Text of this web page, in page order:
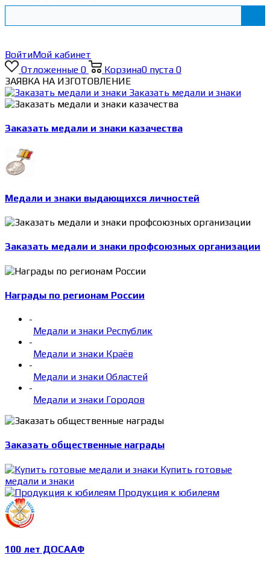
ВойтиМой кабинет
Отложенные 0 Корзина0 пуста 0
ЗАЯВКА НА ИЗГОТОВЛЕНИЕ
Заказать медали и знаки
Заказать медали и знаки казачества
Медали и знаки выдающихся личностей
Заказать медали и знаки профсоюзных организации
Награды по регионам России
-
Медали и знаки Республик
-
Медали и знаки Краёв
-
Медали и знаки Областей
-
Медали и знаки Городов
Заказать общественные награды
Купить готовые
медали и знаки
Продукция к юбилеям
100 лет ДОСААФ